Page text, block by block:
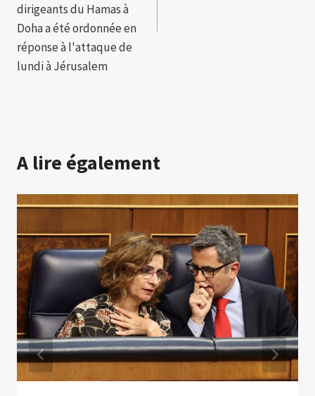
dirigeants du Hamas à
Doha a été ordonnée en
réponse à l'attaque de
lundi à Jérusalem
A lire également